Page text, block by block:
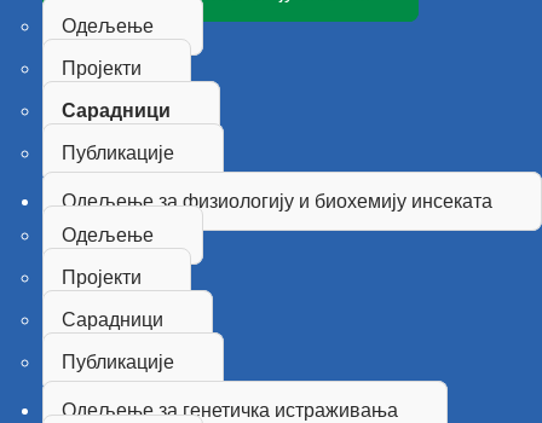
Одељење
Пројекти
Сарадници
Публикације
Одељење за физиологију и биохемију инсеката
Одељење
Пројекти
Сарадници
Публикације
Одељење за генетичка истраживања